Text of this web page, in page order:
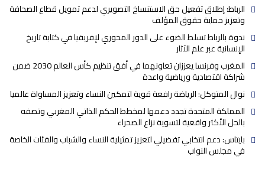
الرباط: إطلاق تفعيل حق الاستنساخ التصويري لدعم تمويل قطاع الصحافة
وتعزيز حماية حقوق المؤلف
ندوة بالرباط تسلط الضوء على الدور المحوري لإفريقيا في كتابة تاريخ
الإنسانية عبر علم الآثار
المغرب وفرنسا يعززان تعاونهما في أفق تنظيم كأس العالم 2030 ضمن
شراكة اقتصادية ورياضية واعدة
نوال المتوكل: الرياضة رافعة قوية لتمكين النساء وتعزيز المساواة عالميا
المملكة المتحدة تجدد دعمها لمخطط الحكم الذاتي المغربي وتصفه
بالحل الأكثر واقعية لتسوية نزاع الصحراء
بايتاس: دعم انتخابي تفضيلي لتعزيز تمثيلية النساء والشباب والفئات الخاصة
في مجلس النواب